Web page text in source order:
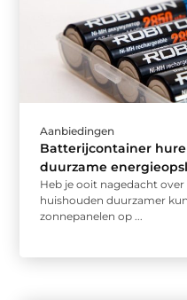
Aanbiedingen
Batterijcontainer
duurzame
Heb je ooit nagedacht
huishouden duurzamer
zonnepanelen op ...